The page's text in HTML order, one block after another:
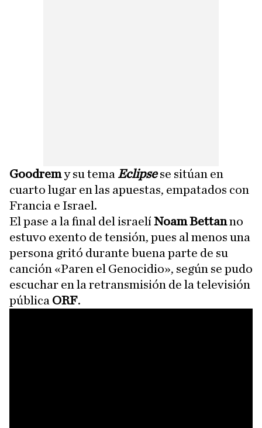
Goodremy su tema Eclipsese sitúan en
cuarto lugar en las apuestas, empatados con
Francia e Israel.
El pase a la final del israelí Noam Bettanno
estuvo exento de tensión, pues al menos una
persona gritó durante buena parte de su
canción «Paren el Genocidio», según se pudo
escuchar en la retransmisión de la televisión
pública ORF.